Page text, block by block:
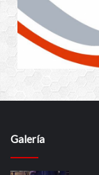
Galería